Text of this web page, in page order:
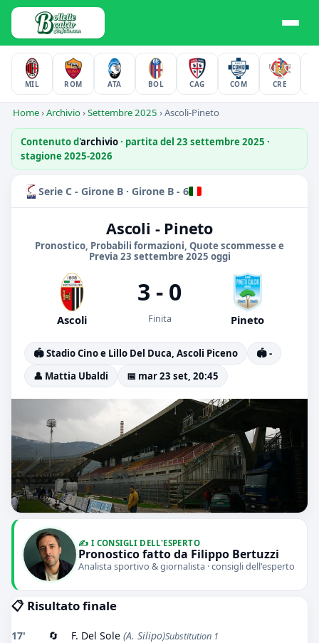
MIL ROM ATA BOL CAG COM CRE
Home›Archivio›Settembre 2025 ›Ascoli-Pineto
Contenuto d'archivio· partita del 23 settembre 2025 ·
stagione 2025-2026
Serie C - Girone B · Girone B - 6
Ascoli - Pineto
Pronostico, Probabili formazioni, Quote scommesse e
Previa 23 settembre 2025 oggi
Ascoli
3 - 0
Finita Pineto
🏟️ Stadio Cino e Lillo Del Duca, Ascoli Piceno
🏟️ -
👤 Mattia Ubaldi
📅 mar 23 set, 20:45
✍️ I CONSIGLI DELL'ESPERTO
Pronostico fatto da Filippo Bertuzzi
Analista sportivo & giornalista · consigli dell'esperto
📋 Risultato finale
17' 🔄 F. Del Sole (A. Silipo)Substitution 1